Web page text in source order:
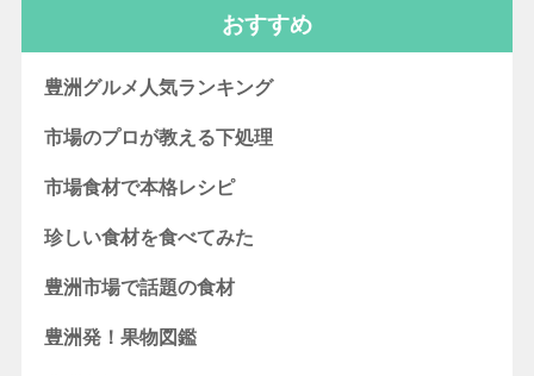
おすすめ
豊洲グルメ人気ランキング
市場のプロが教える下処理
市場食材で本格レシピ
珍しい食材を食べてみた
豊洲市場で話題の食材
豊洲発！果物図鑑